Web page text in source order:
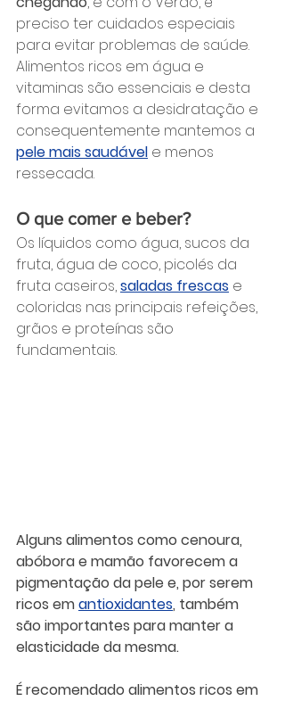
preciso ter cuidados especiais
para evitar problemas de saúde.
Alimentos ricos em água e
vitaminas são essenciais e desta
forma evitamos a desidratação e
consequentemente mantemos a
pele mais saudável e menos
ressecada.
O que comer e beber?
Os líquidos como água, sucos da
fruta, água de coco, picolés da
fruta caseiros,saladas frescas e
coloridas nas principais refeições,
grãos e proteínas são
fundamentais.
Alguns alimentos como cenoura,
abóbora e mamão favorecem a
pigmentação da pele e, por serem
ricos em antioxidantes, também
são importantes para manter a
elasticidade da mesma.
É recomendado alimentos ricos em